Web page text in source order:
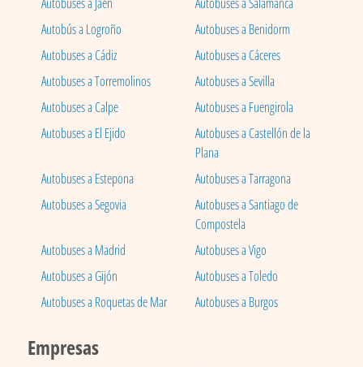
Autobús a Logroño
Autobuses a Benidorm
Autobuses a Cádiz
Autobuses a Cáceres
Autobuses a Torremolinos
Autobuses a Sevilla
Autobuses a Calpe
Autobuses a Fuengirola
Autobuses a El Ejido
Autobuses a Castellón de la
Plana
Autobuses a Estepona
Autobuses a Tarragona
Autobuses a Segovia
Autobuses a Santiago de
Compostela
Autobuses a Madrid
Autobuses a Vigo
Autobuses a Gijón
Autobuses a Toledo
Autobuses a Roquetas de Mar
Autobuses a Burgos
Empresas